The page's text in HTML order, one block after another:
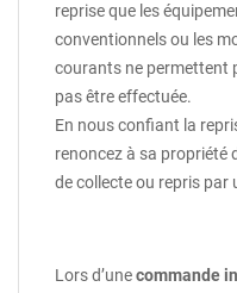
reprise que les
conventionnels ou les
courants ne permettent
pas être effectuée.
En nous confiant la
renoncez à sa propriété
de collecte ou repris par
Lors d’unecommande